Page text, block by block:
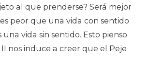
al que prenderse? Será mejor
peor que una vida con sentido
vida sin sentido. Esto pienso
nos induce a creer que el Peje